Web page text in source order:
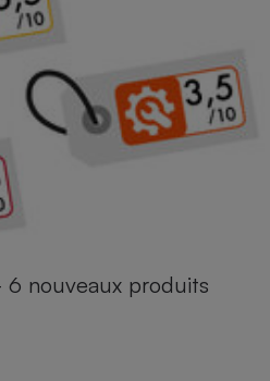
nouveaux produits